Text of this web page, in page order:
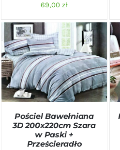
69,00zł
DODAJ DO KOSZYKA
/
SZCZEGÓŁY
Pościel Bawełniana
3D 200x220cm Szara
w Paski +
Prześcieradło